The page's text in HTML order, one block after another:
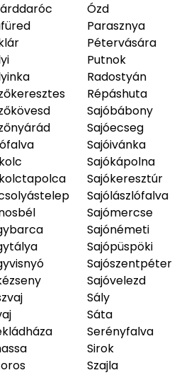
Ózd
Parasznya
Pétervására
Putnok
Radostyán
Répáshuta
Sajóbábony
Sajóecseg
Sajóivánka
Sajókápolna
Sajókeresztúr
Sajólászlófalva
Sajómercse
Sajónémeti
Sajópüspöki
Sajószentpéter
Sajóvelezd
Sály
Sáta
Serényfalva
Sirok
Szajla